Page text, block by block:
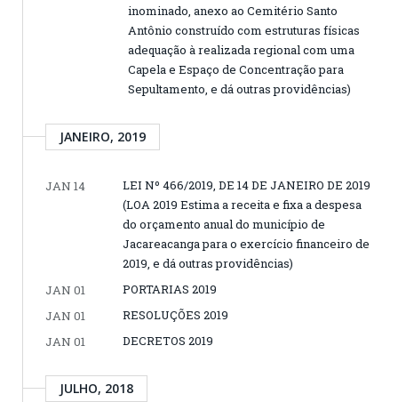
inominado, anexo ao Cemitério Santo
Antônio construído com estruturas físicas
adequação à realizada regional com uma
Capela e Espaço de Concentração para
Sepultamento, e dá outras providências)
JANEIRO, 2019
JAN 14
LEI Nº 466/2019, DE 14 DE JANEIRO DE 2019
(LOA 2019 Estima a receita e fixa a despesa
do orçamento anual do município de
Jacareacanga para o exercício financeiro de
2019, e dá outras providências)
JAN 01
PORTARIAS 2019
JAN 01
RESOLUÇÕES 2019
JAN 01
DECRETOS 2019
JULHO, 2018